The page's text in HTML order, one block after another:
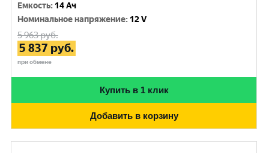
Емкость: 14 Ач
Номинальное напряжение: 12 V
5 963руб.
5 837 руб.
при обмене
Купить в 1 клик
Добавить в корзину